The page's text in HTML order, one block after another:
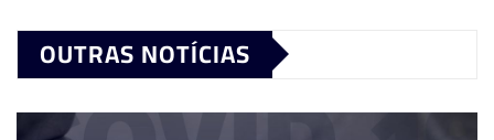
OUTRAS NOTÍCIAS